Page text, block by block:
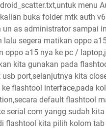
menu
buka folder mtk auth
un as administrator sampai
lalu segera matikan oppo
oppo a15 nya ke pc /
kita gunakan pada
usb port,selanjutnya kita
ke flashtool interface,pada
default flashtool
serial com yangg sudah
flashtool kita pilih kolom